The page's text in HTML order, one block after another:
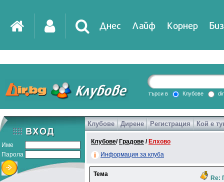
Днес Лайф Корнер
DirTV Impressio
Games
търси в Клубове
Име
Парола
Клубове Дирене Регистрация Кой е
Клубове/ Градове / Елхово
Информация за клуба
Тема
Re: